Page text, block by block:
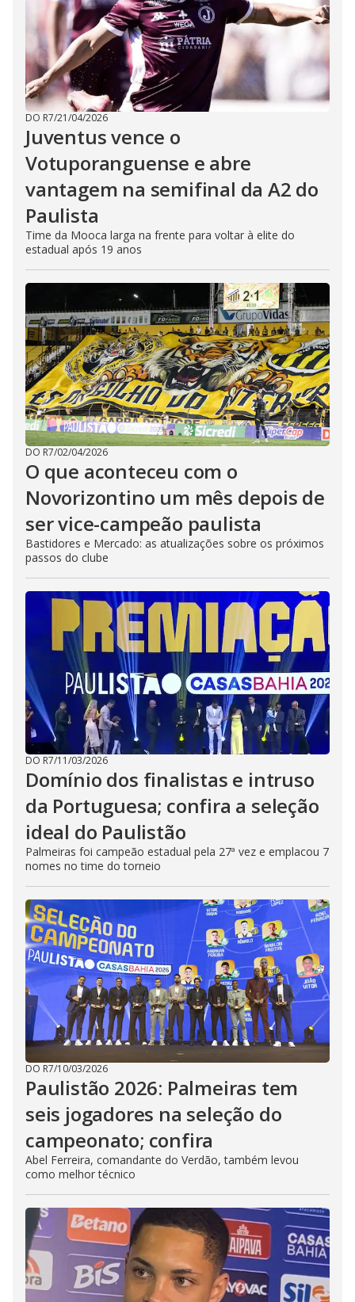
DO R7/21/04/2026
Juventus vence o
Votuporanguense e abre
vantagem na semifinal da A2 do
Paulista
Time da Mooca larga na frente para voltar à elite do
estadual após 19 anos
DO R7/02/04/2026
O que aconteceu com o
Novorizontino um mês depois de
ser vice-campeão paulista
Bastidores e Mercado: as atualizações sobre os próximos
passos do clube
DO R7/11/03/2026
Domínio dos finalistas e intruso
da Portuguesa; confira a seleção
ideal do Paulistão
Palmeiras foi campeão estadual pela 27ª vez e emplacou 7
nomes no time do torneio
DO R7/10/03/2026
Paulistão 2026: Palmeiras tem
seis jogadores na seleção do
campeonato; confira
Abel Ferreira, comandante do Verdão, também levou
como melhor técnico